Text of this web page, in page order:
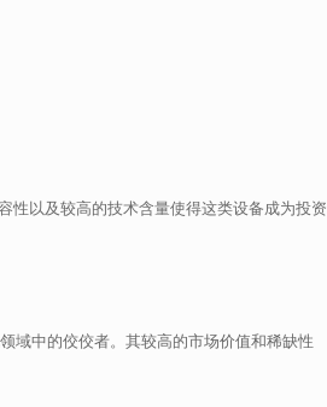
性以及较高的技术含量使得这类设备成为投资
域中的佼佼者。其较高的市场价值和稀缺性